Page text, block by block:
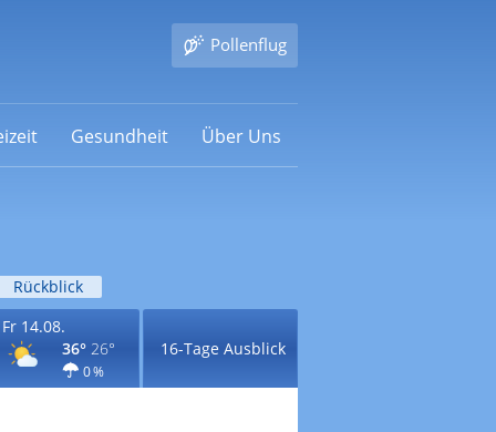
Pollenflug
Gesundheit Über Uns
Rückblick
Fr 14.08.
36° 26°
0 %
16-Tage Ausblick